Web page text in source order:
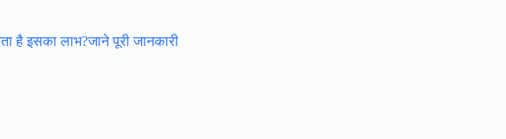
है इसका लाभ?जाने पूरी जानकारी